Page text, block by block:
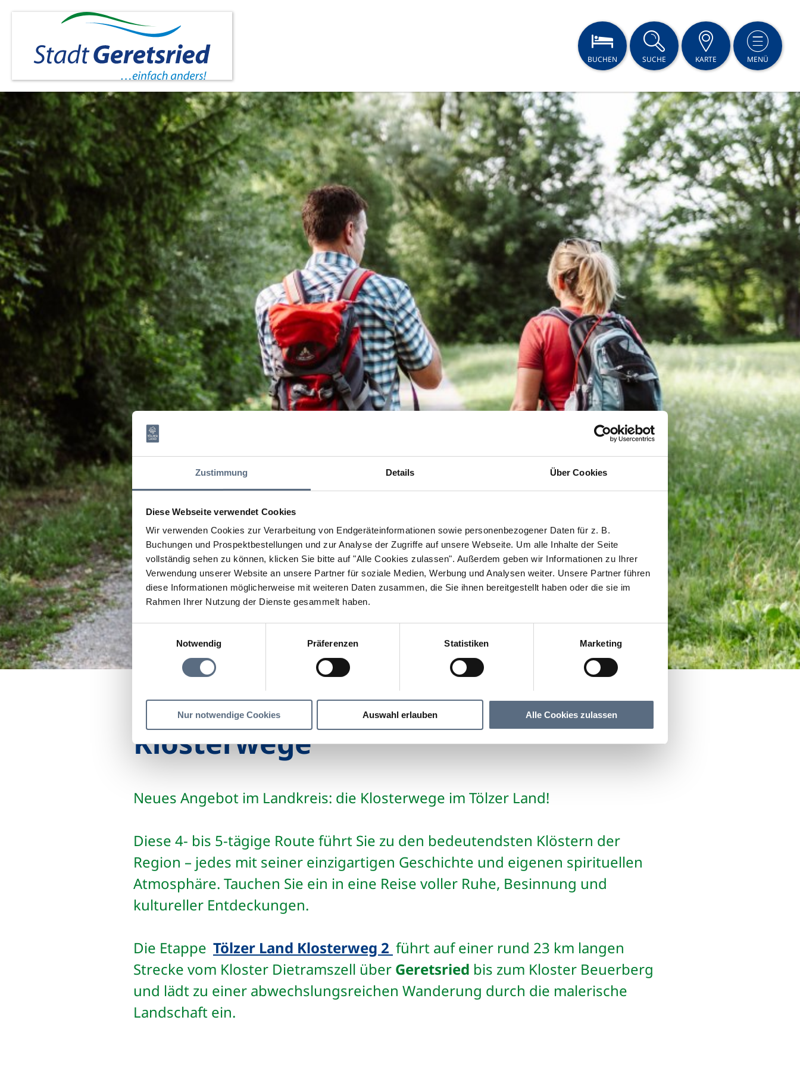
Zustimmung Details Über Cookies
Diese Webseite verwendet Cookies
Wir verwenden Cookies zur Verarbeitung von Endgeräteinformationen sowie personenbezogener Daten für z. B.
Buchungen und Prospektbestellungen und zur Analyse der Zugriffe auf unsere Webseite. Um alle Inhalte der Seite
vollständig sehen zu können, klicken Sie bitte auf "Alle Cookies zulassen". Außerdem geben wir Informationen zu Ihrer
Verwendung unserer Website an unsere Partner für soziale Medien, Werbung und Analysen weiter. Unsere Partner führen
diese Informationen möglicherweise mit weiteren Daten zusammen, die Sie ihnen bereitgestellt haben oder die sie im
Rahmen Ihrer Nutzung der Dienste gesammelt haben.
Notwendig
Präferenzen Statistiken Marketing
Nur notwendige Cookies Auswahl erlauben Alle Cookies zulassen
BUCHEN SUCHE KARTE MENÜ
Klosterwege
Neues Angebot im Landkreis: die Klosterwege im Tölzer Land!
Diese 4- bis 5-tägige Route führt Sie zu den bedeutendsten Klöstern der
Region – jedes mit seiner einzigartigen Geschichte und eigenen spirituellen
Atmosphäre. Tauchen Sie ein in eine Reise voller Ruhe, Besinnung und
kultureller Entdeckungen.
Die Etappe Tölzer Land Klosterweg 2 führt auf einer rund 23 km langen
Strecke vom Kloster Dietramszell über Geretsried bis zum Kloster Beuerberg
und lädt zu einer abwechslungsreichen Wanderung durch die malerische
Landschaft ein.